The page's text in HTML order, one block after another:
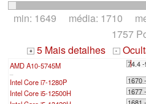
min: 1649 média: 1710
1757
+ 5 Mais detalhes -
AMD A10-5745M 74.4
Intel Core i7-1280P
1670
Intel Core i5-12500H
1677
1681